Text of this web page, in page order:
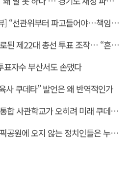
[이인호 교수 인터뷰] “선관위부터 파고들어야…책임자 직접 고발하라”
[박다니엘 칼럼] 폭로된 제22대 총선 투표 조작… “흔들리는 가짜 국회의원들”
표자수 부산서도 손댔다
사 쿠데타” 발언은 왜 반역적인가
[박필규 안보칼럼] 통합 사관학교가 오히려 미래 쿠데타의 통로가 되는 이유
[조양건 칼럼] 올림픽공원에 오지 않는 정치인들은 누구인가